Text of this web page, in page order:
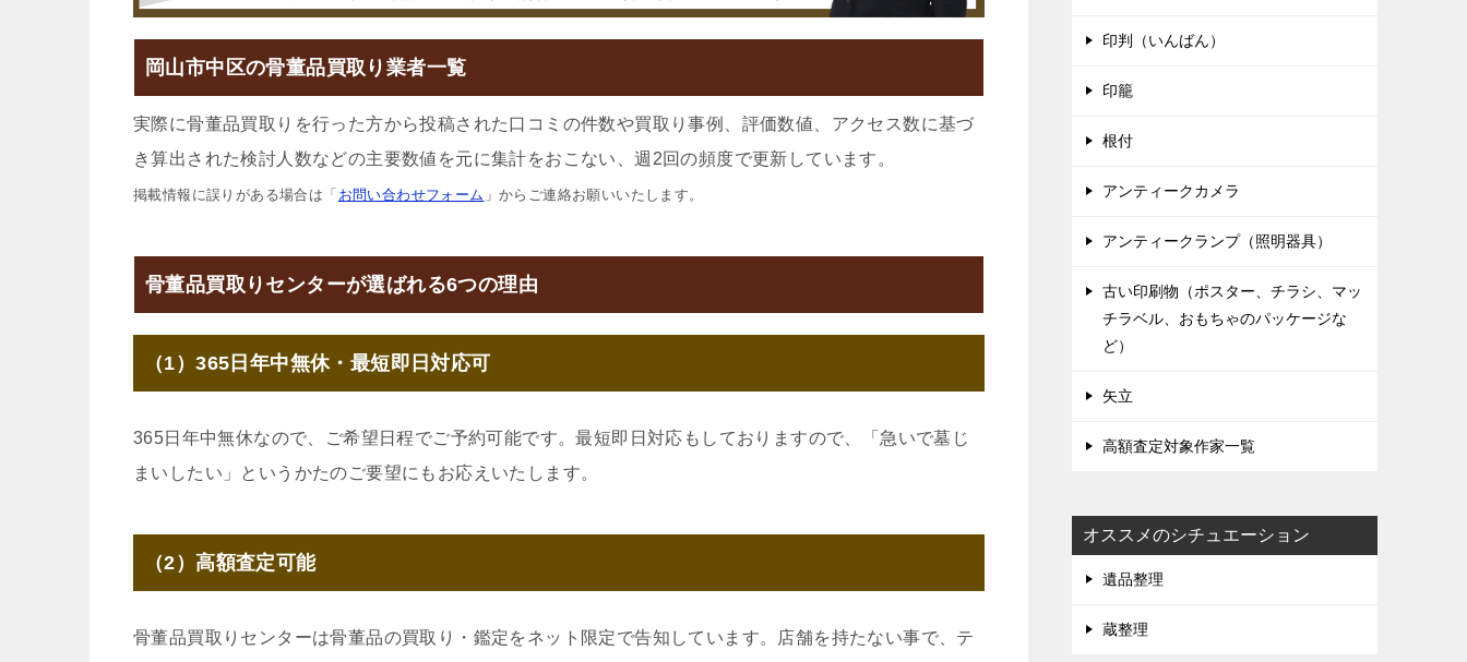
岡山市中区の骨董品買取り業者一覧
実際に骨董品買取りを行った方から投稿された口コミの件数や買取り事例、評価数値、アクセス数に基づ
き算出された検討人数などの主要数値を元に集計をおこない、週2回の頻度で更新しています。
掲載情報に誤りがある場合は「 お問い合わせフォーム 」からご連絡お願いいたします。
骨董品買取りセンターが選ばれる6つの理由
（1）365日年中無休・最短即日対応可
365日年中無休なので、ご希望日程でご予約可能です。最短即日対応もしておりますので、「急いで墓じ
まいしたい」というかたのご要望にもお応えいたします。
（2）高額査定可能
骨董品買取りセンターは骨董品の買取り・鑑定をネット限定で告知しています。店舗を持たない事で、テ
印判（いんばん）
印籠
根付
アンティークカメラ
アンティークランプ（照明器具）
古い印刷物（ポスター、チラシ、マッ
チラベル、おもちゃのパッケージな
ど）
矢立
高額査定対象作家一覧
オススメのシチュエーション
遺品整理
蔵整理